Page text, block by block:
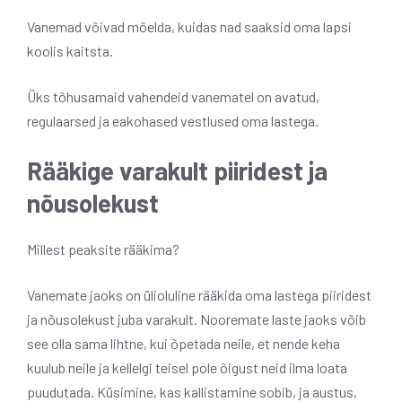
Vanemad võivad mõelda, kuidas nad saaksid oma lapsi
koolis kaitsta.
Üks tõhusamaid vahendeid vanematel on avatud,
regulaarsed ja eakohased vestlused oma lastega.
Rääkige varakult piiridest ja
nõusolekust
Millest peaksite rääkima?
Vanemate jaoks on ülioluline rääkida oma lastega piiridest
ja nõusolekust juba varakult. Nooremate laste jaoks võib
see olla sama lihtne, kui õpetada neile, et nende keha
kuulub neile ja kellelgi teisel pole õigust neid ilma loata
puudutada. Küsimine, kas kallistamine sobib, ja austus,